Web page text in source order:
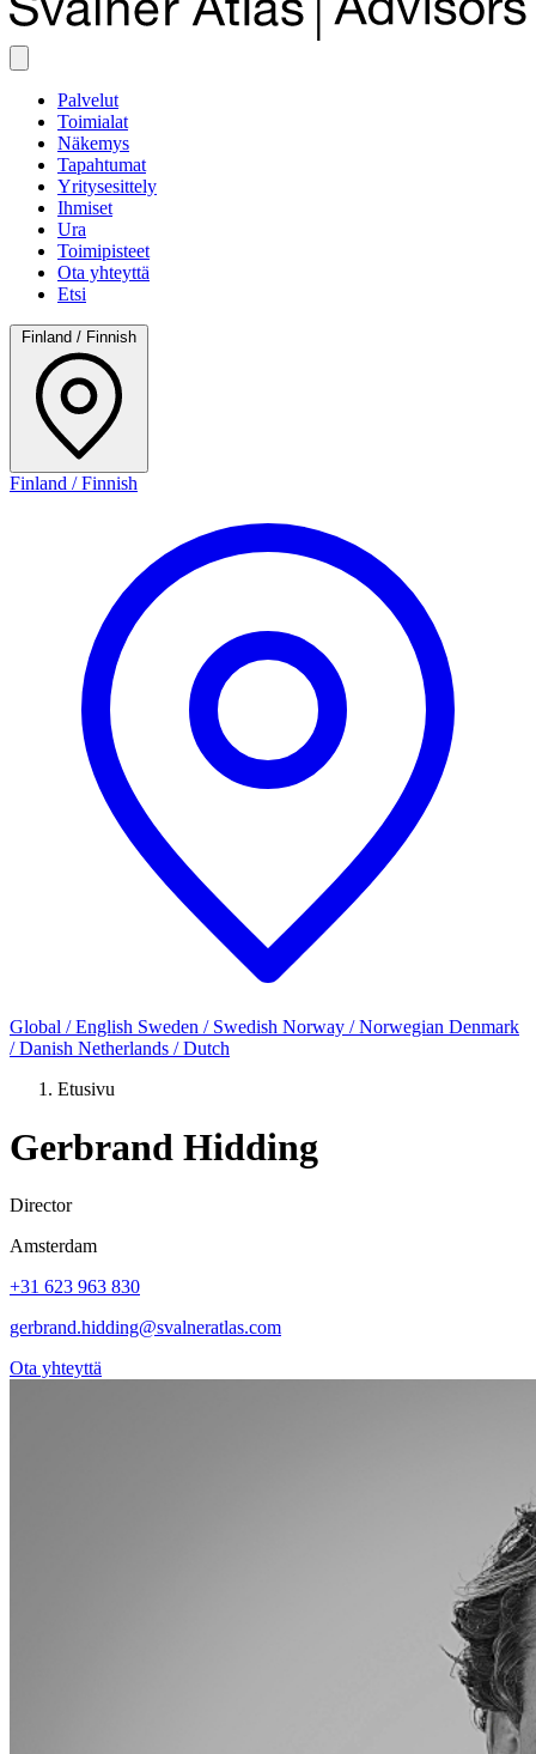
Palvelut
Toimialat
Näkemys
Tapahtumat
Yritysesittely
Ihmiset
Ura
Toimipisteet
Ota yhteyttä
Etsi
Finland / Finnish
Finland / Finnish
Global / English Sweden / Swedish Norway / Norwegian Denmark
/ Danish Netherlands / Dutch
Etusivu
Gerbrand Hidding
Director
Amsterdam
+31 623 963 830
gerbrand.hidding@svalneratlas.com
Ota yhteyttä